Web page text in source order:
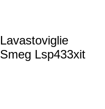
Lavastoviglie
Smeg Lsp433xit